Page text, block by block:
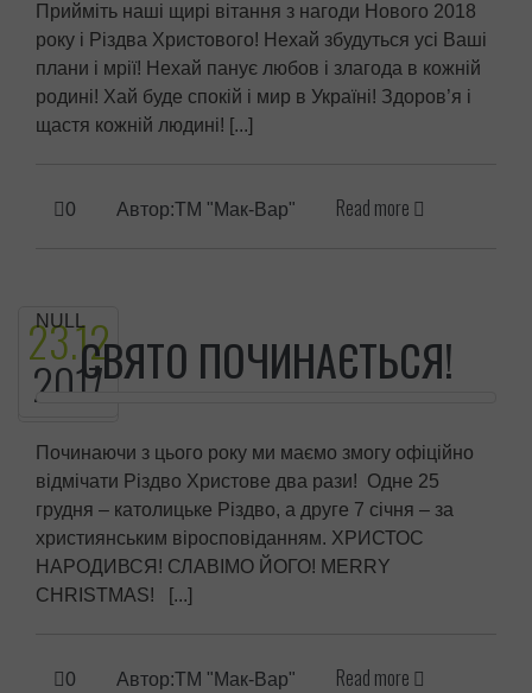
Прийміть наші щирі вітання з нагоди Нового 2018
року і Різдва Христового! Нехай збудуться усі Ваші
плани і мрії! Нехай панує любов і злагода в кожній
родині! Хай буде спокій і мир в Україні! Здоров’я і
щастя кожній людині! [...]
0 Автор:ТМ "Мак-Вар" Read more
23.12
2017
NULL
СВЯТО ПОЧИНАЄТЬСЯ!
Починаючи з цього року ми маємо змогу офіційно
відмічати Різдво Христове два рази! Одне 25
грудня – католицьке Різдво, а друге 7 січня – за
християнським віросповіданням. ХРИСТОС
НАРОДИВСЯ! СЛАВІМО ЙОГО! MERRY
CHRISTMAS! [...]
0 Автор:ТМ "Мак-Вар" Read more